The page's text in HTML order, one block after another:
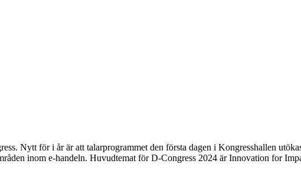
Nytt för i år är att talarprogrammet den första dagen i Kongresshallen
inom e-handeln. Huvudtemat för D-Congress 2024 är Innovation for